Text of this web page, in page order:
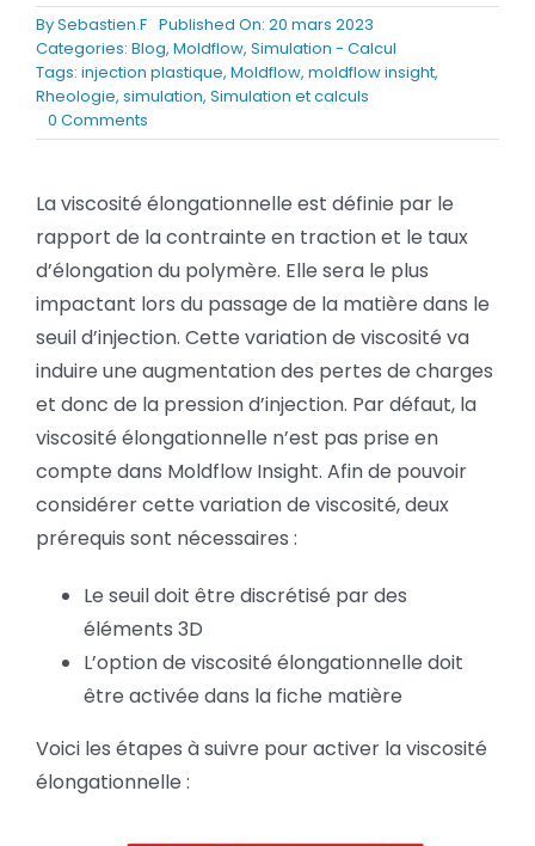
Rechercher:
BySebastien.F Published On: 20 mars 2023
Categories: Blog, Moldflow, Simulation - Calcul
Tags: injection plastique, Moldflow, moldflow insight,
Rheologie, simulation, Simulation et calculs
0 Commentson
Moldflow :
prendre
en
compte
la
viscosité
élongationnelle
sur
La viscosité élongationnelle est définie par le
rapport de la contrainte en traction et le taux
d’élongation du polymère. Elle sera le plus
impactant lors du passage de la matière dans le
seuil d’injection. Cette variation de viscosité va
induire une augmentation des pertes de charges
et donc de la pression d’injection. Par défaut, la
viscosité élongationnelle n’est pas prise en
compte dans Moldflow Insight. Afin de pouvoir
considérer cette variation de viscosité, deux
prérequis sont nécessaires :
Le seuil doit être discrétisé par des
éléments 3D
L’option de viscosité élongationnelle doit
être activée dans la fiche matière
Voici les étapes à suivre pour activer la viscosité
élongationnelle :